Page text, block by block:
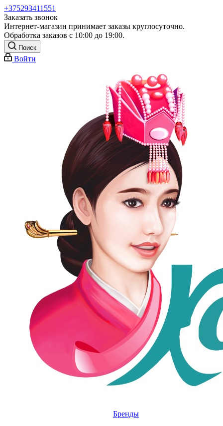
+375293411551
Заказать звонок
Интернет-магазин принимает заказы круглосуточно.
Обработка заказов с 10:00 до 19:00.
Поиск
Войти
Бренды